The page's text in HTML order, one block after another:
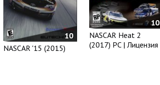
10
NASCAR '15 (2015)
10
NASCAR Heat 2
(2017) PC | Лицензия